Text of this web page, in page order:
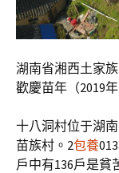
湖南省湘西土家
歡慶苗年（2019
十八洞村位于湖
苗族村。2包養
戶中有136戶是貧